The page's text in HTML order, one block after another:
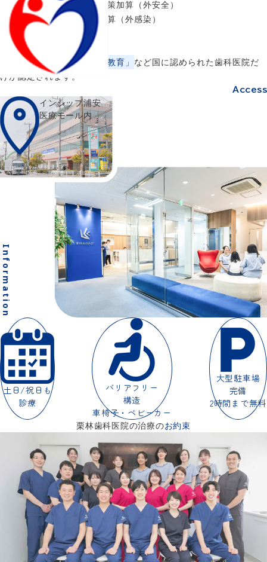
・歯科外来診療医療安全対策加算（外安全）
・歯科外来診療感染対策加算（外感染）
・歯科医師臨床研修施設
をクリア。
「滅菌体制」
「スタッフの教育」 など国に認められた歯科医院だ
けが認定されます。
Access
Information
インシップ浦安
医療モール内
土日/祝日も
診療
バリアフリー
構造
車椅子・ベビーカー
大型駐車場
完備
2時間まで無料
栗林歯科医院の治療のお約束